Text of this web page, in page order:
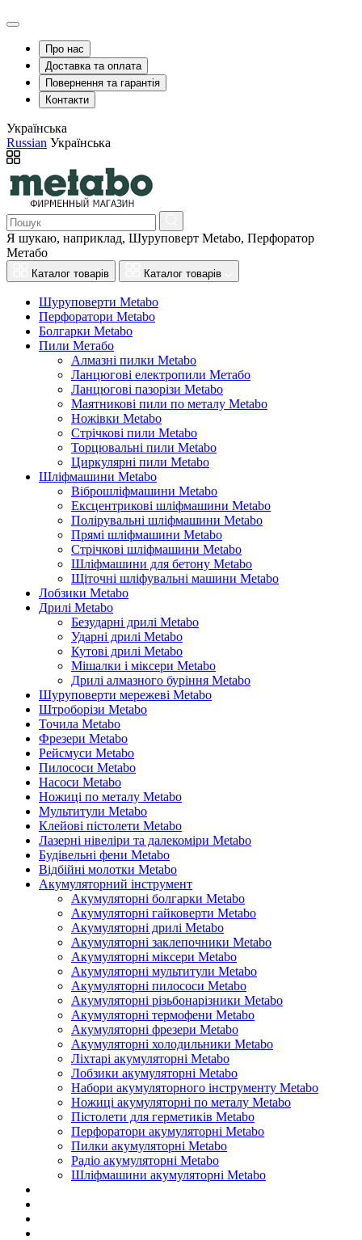
Про нас
Доставка та оплата
Повернення та гарантія
Контакти
Українська
Russian Українська
Я шукаю, наприклад, Шуруповерт Metabo, Перфоратор
Метабо
Каталог товарів Каталог товарів
Шуруповерти Metabo
Перфоратори Metabo
Болгарки Metabo
Пили Метабо
Алмазні пилки Metabo
Ланцюгові електропили Метабо
Ланцюгові пазорізи Metabo
Маятникові пили по металу Metabo
Ножівки Metabo
Стрічкові пили Metabo
Торцювальні пили Metabo
Циркулярні пили Metabo
Шліфмашини Metabo
Віброшліфмашини Metabo
Ексцентрикові шліфмашини Metabo
Полірувальні шліфмашини Metabo
Прямі шліфмашини Metabo
Стрічкові шліфмашини Metabo
Шліфмашини для бетону Metabo
Щіточні шліфувальні машини Metabo
Лобзики Metabo
Дрилі Metabo
Безударні дрилі Metabo
Ударні дрилі Metabo
Кутові дрилі Metabo
Мішалки і міксери Metabo
Дрилі алмазного буріння Metabo
Шуруповерти мережеві Metabo
Штроборізи Metabo
Точила Metabo
Фрезери Metabo
Рейсмуси Metabo
Пилососи Metabo
Насоси Metabo
Ножиці по металу Metabo
Мультитули Metabo
Клейові пістолети Metabo
Лазерні нівеліри та далекоміри Metabo
Будівельні фени Metabo
Відбійні молотки Metabo
Акумуляторний інструмент
Акумуляторні болгарки Metabo
Акумуляторні гайковерти Metabo
Акумуляторні дрилі Metabo
Акумуляторні заклепочники Metabo
Акумуляторні міксери Metabo
Акумуляторні мультитули Metabo
Акумуляторні пилососи Metabo
Акумуляторні різьбонарізники Metabo
Акумуляторні термофени Metabo
Акумуляторні фрезери Metabo
Акумуляторні холодильники Metabo
Ліхтарі акумуляторні Metabo
Лобзики акумуляторні Metabo
Набори акумуляторного інструменту Metabo
Ножиці акумуляторні по металу Metabo
Пістолети для герметиків Metabo
Перфоратори акумуляторні Metabo
Пилки акумуляторні Metabo
Радіо акумуляторні Metabo
Шліфмашини акумуляторні Metabo